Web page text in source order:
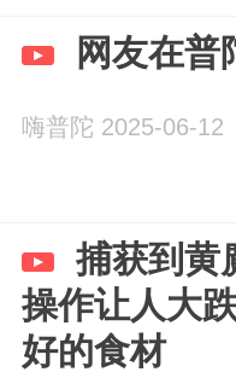
网友在普
嗨普陀 2025-06-12
捕获到黄
操作让人大
好的食材